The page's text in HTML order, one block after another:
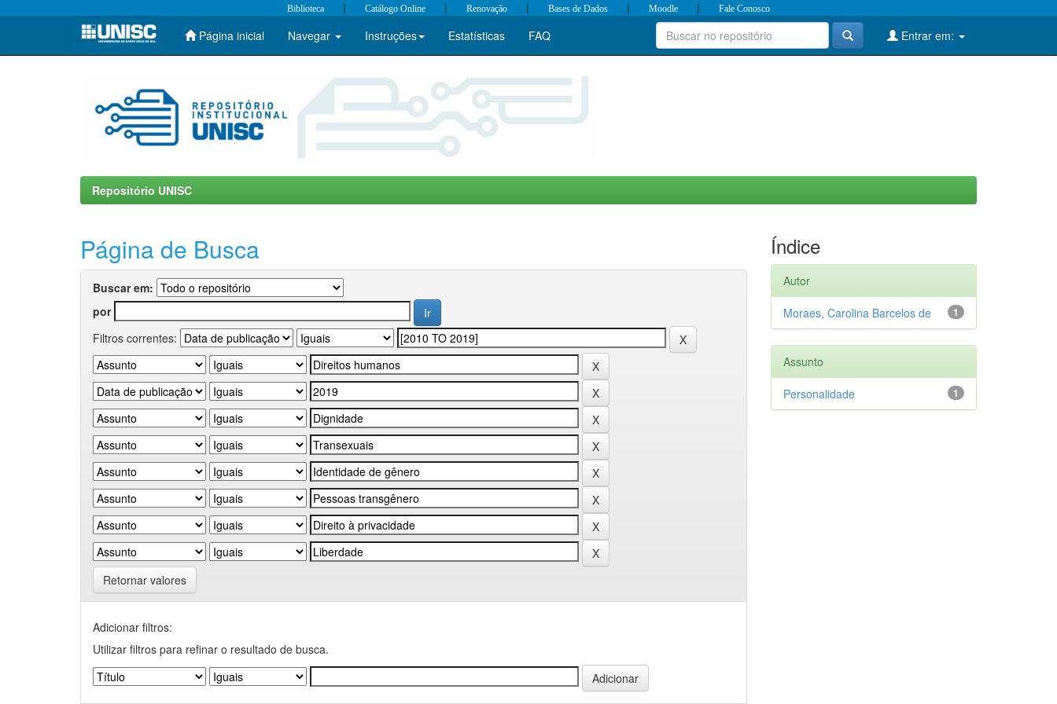
Skip
Biblioteca | Catálogo Online | Renovação | Bases de Dados | Moodle | Fale Conosco
Página inicial Navegar Instruções Estatísticas FAQ Entrar em:
Repositório UNISC
Página de Busca
Buscar em:
por
Filtros correntes:
Retornar valores
Adicionar filtros:
Utilizar filtros para refinar o resultado de busca.
Índice
Autor
1
Moraes, Carolina Barcelos de
Assunto
1
Personalidade